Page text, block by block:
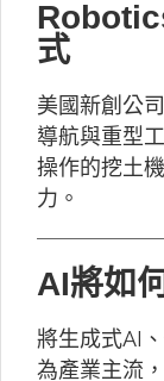
式
美國新創公
導航與重型
操作的挖土
力。
AI將如
將生成式AI
為產業主流